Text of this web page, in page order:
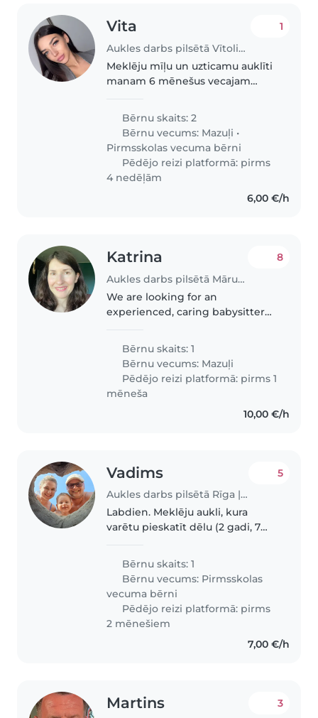
Vita
Aukles darbs pilsētā Vītoliņi | Babysits
1
Meklēju mīļu un uzticamu auklīti
manam 6 mēnešus vecajam
neregulāri — pāris reizes mēnesī
uz dažām stundām. Varam tikties
gan pie mums mājās, gan pie
aukles,..
Bērnu skaits: 2
Bērnu vecums: Mazuļi •
Pirmsskolas vecuma bērni
Pēdējo reizi platformā: pirms
4 nedēļām
6,00 €/h
Katrina
Aukles darbs pilsētā Mārupe | Babysits
8
We are looking for an
experienced, caring babysitter
multilingual household fluent in
English, Latvian, and Russian,
we'd..
Bērnu skaits: 1
Bērnu vecums: Mazuļi
Pēdējo reizi platformā: pirms 1
mēneša
10,00 €/h
Vadims
Aukles darbs pilsētā Rīga | Babysits
5
Labdien. Meklēju aukli, kura
varētu pieskatīt dēlu (2 gadi, 7
viņš slimo, tās varētu būt
aptuveni 4-5 dienas mēnesī.
Aptuvenais laiks no 9:00 līdz
Bērnu skaits: 1
Bērnu vecums: Pirmsskolas
vecuma bērni
Pēdējo reizi platformā: pirms
2 mēnešiem
7,00 €/h
Martins 3